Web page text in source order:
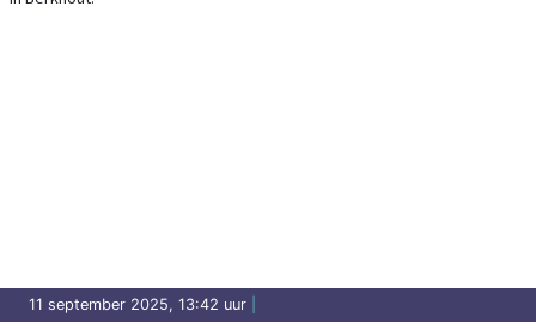
11 september 2025, 13:42 uur